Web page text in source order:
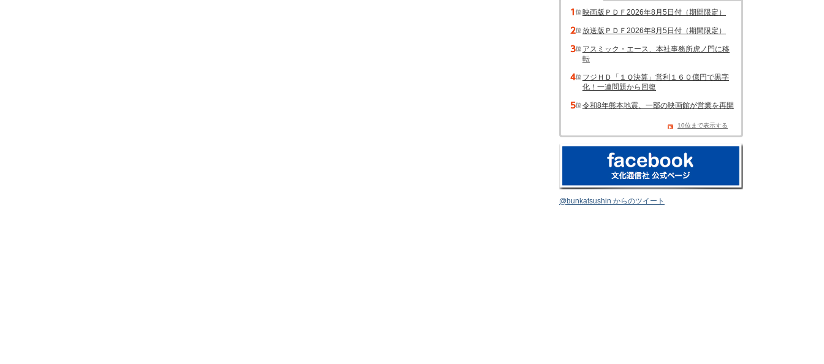
映画版ＰＤＦ2026年8月5日付（期間限定）
放送版ＰＤＦ2026年8月5日付（期間限定）
アスミック・エース、本社事務所虎ノ門に移
転
フジＨＤ「１Ｑ決算」営利１６０億円で黒字
化！一連問題から回復
令和8年熊本地震、一部の映画館が営業を再開
10位まで表示する
@bunkatsushin からのツイート